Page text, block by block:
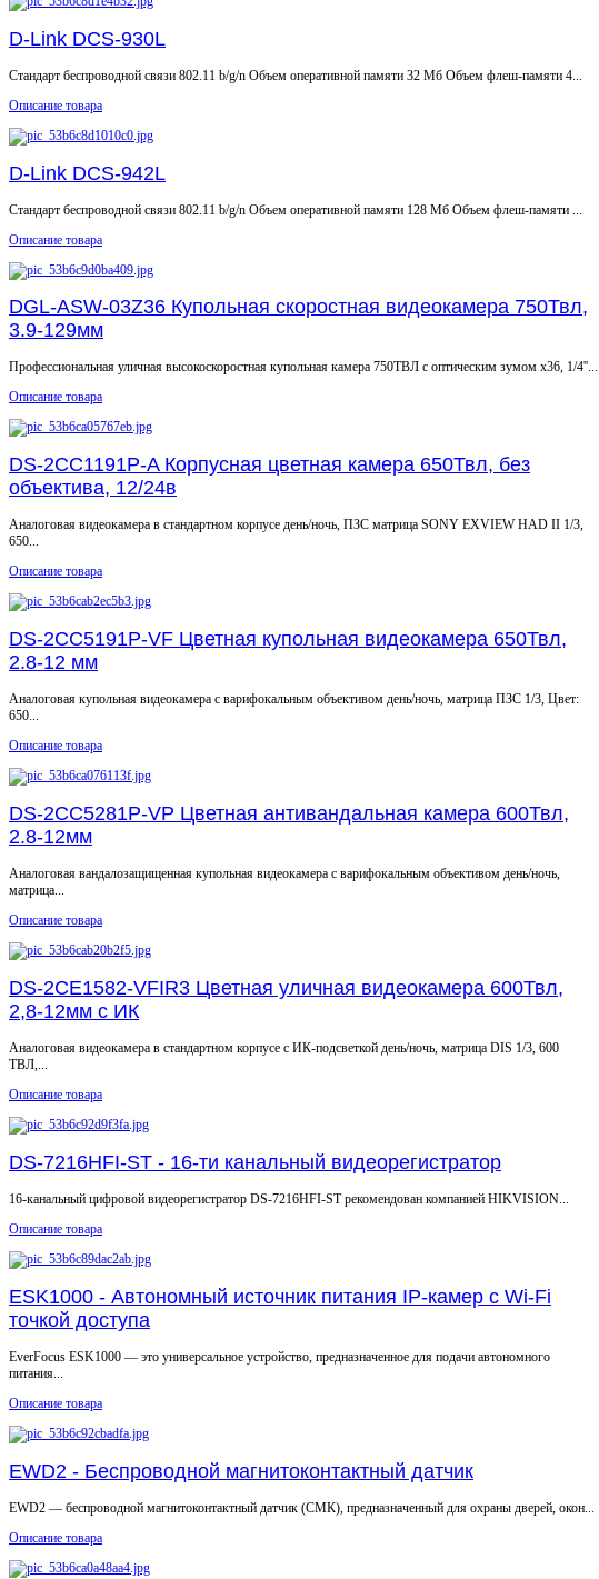
D-Link DCS-930L
Стандарт беспроводной связи 802.11 b/g/n Объем оперативной памяти 32 Мб Объем флеш-памяти 4...
Описание товара
D-Link DCS-942L
Стандарт беспроводной связи 802.11 b/g/n Объем оперативной памяти 128 Mб Объем флеш-памяти ...
Описание товара
DGL-ASW-03Z36 Купольная скоростная видеокамера 750Твл,
3.9-129мм
Профессиональная уличная высокоскоростная купольная камера 750ТВЛ с оптическим зумом x36, 1/4''...
Описание товара
DS-2CC1191P-A Корпусная цветная камера 650Твл, без
объектива, 12/24в
Аналоговая видеокамера в стандартном корпусе день/ночь, ПЗС матрица SONY EXVIEW HAD II 1/3,
650...
Описание товара
DS-2CC5191P-VF Цветная купольная видеокамера 650Твл,
2.8-12 мм
Аналоговая купольная видеокамера с варифокальным объективом день/ночь, матрица ПЗС 1/3, Цвет:
650...
Описание товара
DS-2CC5281P-VP Цветная антивандальная камера 600Твл,
2.8-12мм
Аналоговая вандалозащищенная купольная видеокамера с варифокальным объективом день/ночь,
матрица...
Описание товара
DS-2CE1582-VFIR3 Цветная уличная видеокамера 600Твл,
2,8-12мм с ИК
Аналоговая видеокамера в стандартном корпусе с ИК-подсветкой день/ночь, матрица DIS 1/3, 600
ТВЛ,...
Описание товара
DS-7216HFI-ST - 16-ти канальный видеорегистратор
16-канальный цифровой видеорегистратор DS-7216HFI-ST рекомендован компанией HIKVISION...
Описание товара
ESK1000 - Автономный источник питания IP-камер с Wi-Fi
точкой доступа
EverFocus ESK1000 — это универсальное устройство, предназначенное для подачи автономного
питания...
Описание товара
EWD2 - Беспроводной магнитоконтактный датчик
EWD2 — беспроводной магнитоконтактный датчик (CМК), предназначенный для охраны дверей, окон...
Описание товара